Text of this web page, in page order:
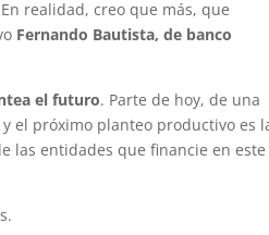
realidad, creo que más, que
Fernando Bautista, de banco
el futuro. Parte de hoy, de una
el próximo planteo productivo es
las entidades que financie en este